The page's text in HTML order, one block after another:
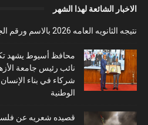
الاخبار الشائعة لهذا الشهر
نتيجه الثانويه العامه 2026 بالاسم ورقم الجلوس
محافظ أسيوط يشهد
نائب رئيس جامعة
شركاء في بناء
الوطنية
قصيده شعريه عن